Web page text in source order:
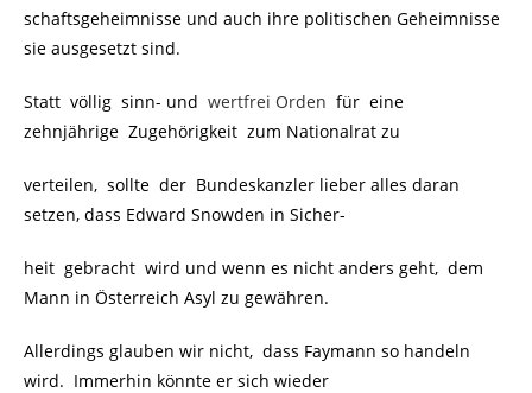
schaftsgeheimnisse und auch ihre politischen Geheimnisse
sie ausgesetzt sind.
Statt völlig sinn- und wertfrei Orden für eine
zehnjährige Zugehörigkeit zum Nationalrat zu
verteilen, sollte der Bundeskanzler lieber alles daran
setzen, dass Edward Snowden in Sicher-
heit gebracht wird und wenn es nicht anders geht, dem
Mann in Österreich Asyl zu gewähren.
Allerdings glauben wir nicht, dass Faymann so handeln
wird. Immerhin könnte er sich wieder